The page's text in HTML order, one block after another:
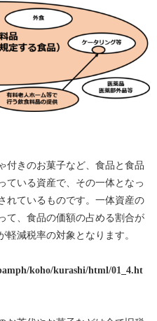
付きのお菓子など、食品と食品
ている資産で、その一体となっ
れているものです。一体資産の
て、食品の価額の占める割合が
軽減税率の対象となります。
koho/kurashi/html/01_4.ht